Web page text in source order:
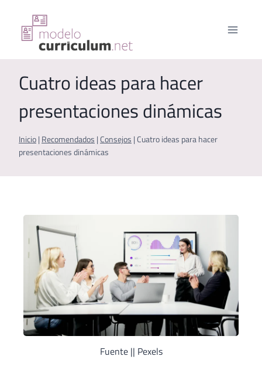
contenido
Cuatro ideas para hacer
presentaciones dinámicas
Inicio | Recomendados | Consejos | Cuatro ideas para hacer
presentaciones dinámicas
Fuente || Pexels